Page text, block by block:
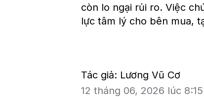
còn lo ngại rủi ro. Việc
lực tâm lý cho bên mua,
Tác giả: Lương Vũ Cơ
12 tháng 06, 2026 lúc